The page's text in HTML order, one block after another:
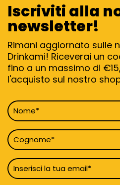
Iscriviti alla
newsletter!
Rimani aggiornato sulle
Drinkami! Riceverai un
fino a un massimo di
l'acquisto sul nostro
Nome
*
Cognome
*
Email
*